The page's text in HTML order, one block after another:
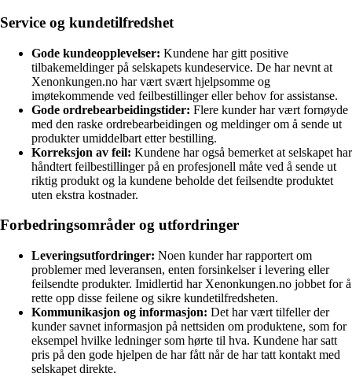
Service og kundetilfredshet
Gode kundeopplevelser: Kundene har gitt positive
tilbakemeldinger på selskapets kundeservice. De har nevnt at
Xenonkungen.no har vært svært hjelpsomme og
imøtekommende ved feilbestillinger eller behov for assistanse.
Gode ordrebearbeidingstider: Flere kunder har vært fornøyde
med den raske ordrebearbeidingen og meldinger om å sende ut
produkter umiddelbart etter bestilling.
Korreksjon av feil: Kundene har også bemerket at selskapet har
håndtert feilbestillinger på en profesjonell måte ved å sende ut
riktig produkt og la kundene beholde det feilsendte produktet
uten ekstra kostnader.
Forbedringsområder og utfordringer
Leveringsutfordringer: Noen kunder har rapportert om
problemer med leveransen, enten forsinkelser i levering eller
feilsendte produkter. Imidlertid har Xenonkungen.no jobbet for å
rette opp disse feilene og sikre kundetilfredsheten.
Kommunikasjon og informasjon: Det har vært tilfeller der
kunder savnet informasjon på nettsiden om produktene, som for
eksempel hvilke ledninger som hørte til hva. Kundene har satt
pris på den gode hjelpen de har fått når de har tatt kontakt med
selskapet direkte.